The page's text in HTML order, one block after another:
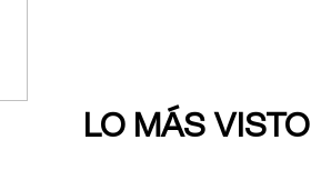
LO MÁS VISTO